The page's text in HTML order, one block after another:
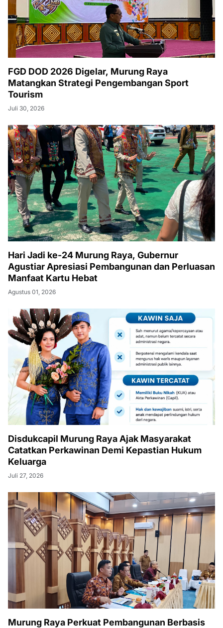
FGD DOD 2026 Digelar, Murung Raya
Matangkan Strategi Pengembangan Sport
Tourism
Juli 30, 2026
Hari Jadi ke-24 Murung Raya, Gubernur
Agustiar Apresiasi Pembangunan dan Perluasan
Manfaat Kartu Hebat
Agustus 01, 2026
Disdukcapil Murung Raya Ajak Masyarakat
Catatkan Perkawinan Demi Kepastian Hukum
Keluarga
Juli 27, 2026
Murung Raya Perkuat Pembangunan Berbasis